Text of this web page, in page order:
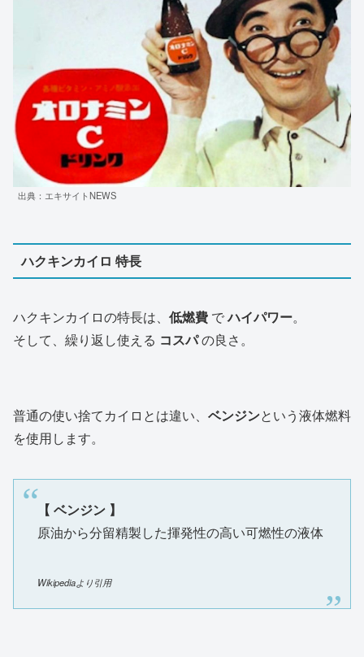
出典：エキサイトNEWS
ハクキンカイロ 特長
ハクキンカイロの特長は、 低燃費 でハイパワー。
そして、繰り返し使える コスパの良さ。
普通の使い捨てカイロとは違い、 ベンジンという液体燃料
を使用します。
【 ベンジン 】
原油から分留精製した揮発性の高い可燃性の液体
Wikipediaより引用